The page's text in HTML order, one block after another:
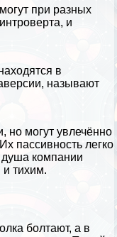
при разных
и
в
называют
но могут увлечённо
пассивность легко
душа компании
и тихим.
болтают, а в